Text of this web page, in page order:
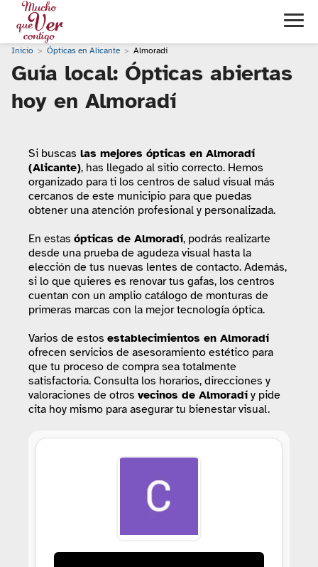
Inicio Ópticas en Alicante Almoradí
Guía local: Ópticas abiertas
hoy en Almoradí
Si buscas las mejores ópticas en Almoradí
(Alicante), has llegado al sitio correcto. Hemos
organizado para ti los centros de salud visual más
cercanos de este municipio para que puedas
obtener una atención profesional y personalizada.
En estas ópticas de Almoradí, podrás realizarte
desde una prueba de agudeza visual hasta la
elección de tus nuevas lentes de contacto. Además,
si lo que quieres es renovar tus gafas, los centros
cuentan con un amplio catálogo de monturas de
primeras marcas con la mejor tecnología óptica.
Varios de estos establecimientos en Almoradí
ofrecen servicios de asesoramiento estético para
que tu proceso de compra sea totalmente
satisfactoria. Consulta los horarios, direcciones y
valoraciones de otros vecinos de Almoradí y pide
cita hoy mismo para asegurar tu bienestar visual.